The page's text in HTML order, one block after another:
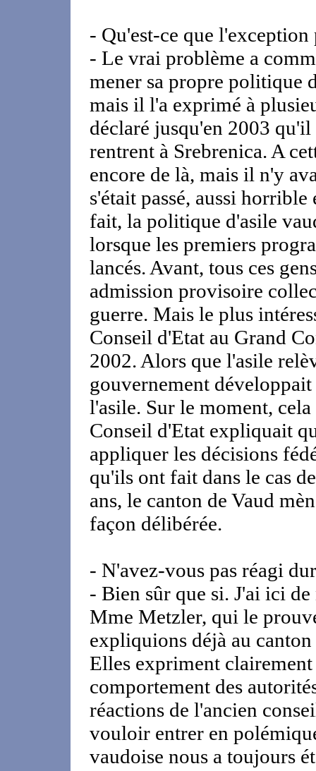
- Qu'est-ce que
- Le vrai problème a
mener sa propre politique
mais il l'a exprimé à
déclaré jusqu'en 2003
rentrent à Srebrenica. A
encore de là, mais il n'y
s'était passé, aussi
fait, la politique d'asile
lorsque les premiers
lancés. Avant, tous ces
admission provisoire
guerre. Mais le plus
Conseil d'Etat au Grand
2002. Alors que l'asile
gouvernement
l'asile. Sur le moment,
Conseil d'Etat expliquait
appliquer les décisions
qu'ils ont fait dans le cas
ans, le canton de Vaud
façon délibérée.
- N'avez-vous pas réagi
- Bien sûr que si. J'ai ici
Mme Metzler, qui le
expliquions déjà au
Elles expriment
comportement des
réactions de l'ancien
vouloir entrer en
vaudoise nous a toujours